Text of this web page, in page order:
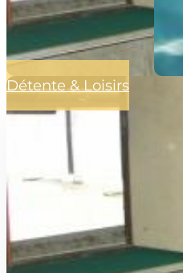
Détente & Loisirs